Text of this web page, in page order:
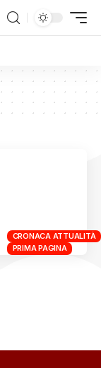
CRONACA ATTUALITÀ
PRIMA PAGINA